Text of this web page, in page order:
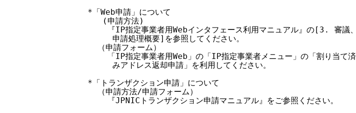
         *「Web申請」について
            (申請方法)
             『IP指定事業者用Webインタフェース利用マニュアル』の[3. 審議、
              申請処理概要]を参照してください。
           （申請フォーム）
             「IP指定事業者用Web」の「IP指定事業者メニュー」の「割り当て済
              みアドレス返却申請」を利用してください。
         *「トランザクション申請」について
           （申請方法/申請フォーム）
             『JPNICトランザクション申請マニュアル』をご参照ください。